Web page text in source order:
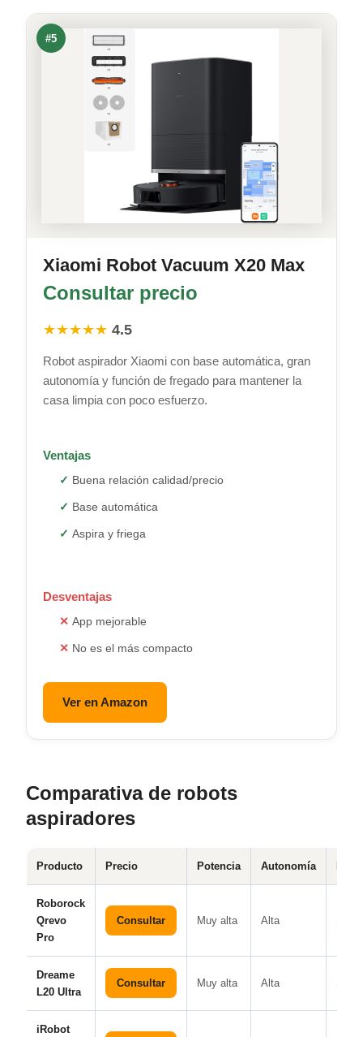
#5
Xiaomi Robot Vacuum X20 Max
Consultar precio
★★★★★ 4.5
Robot aspirador Xiaomi con base automática, gran
autonomía y función de fregado para mantener la
casa limpia con poco esfuerzo.
Ventajas
Buena relación calidad/precio
Base automática
Aspira y friega
Desventajas
App mejorable
No es el más compacto
Ver en Amazon
Comparativa de robots
aspiradores
Producto Precio Potencia Autonomía
Roborock
Qrevo
Pro
Consultar Muy alta Alta Sí
Dreame
L20 Ultra
Consultar Muy alta Alta Sí
iRobot